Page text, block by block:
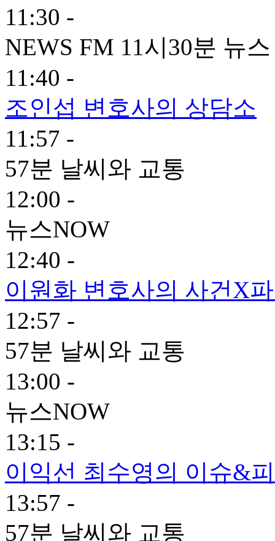
11:30 -
NEWS FM 11시30분 뉴스
11:40 -
조인섭 변호사의 상담소
11:57 -
57분 날씨와 교통
12:00 -
뉴스NOW
12:40 -
이원화 변호사의 사건X
12:57 -
57분 날씨와 교통
13:00 -
뉴스NOW
13:15 -
이익선 최수영의 이슈&
13:57 -
57분 날씨와 교통